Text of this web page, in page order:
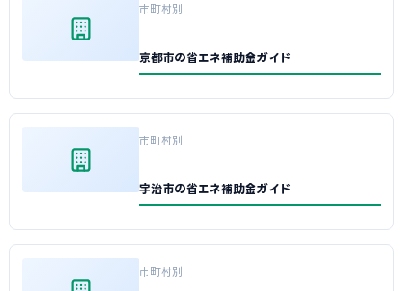
市町村別
京都市の省エネ補助金ガイド
市町村別
宇治市の省エネ補助金ガイド
市町村別